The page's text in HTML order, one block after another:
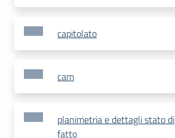
capitolato
cam
planimetria e dettagli stato di
fatto